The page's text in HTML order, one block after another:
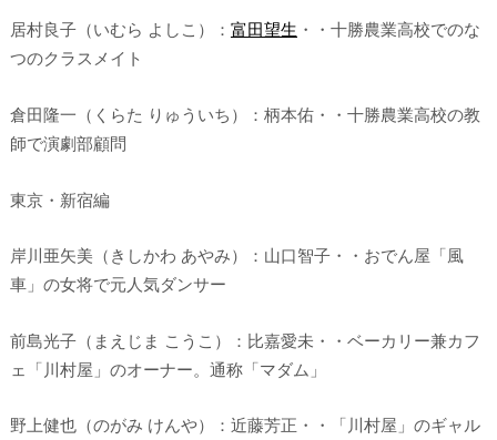
居村良子（いむら よしこ）： 富田望生 ・・十勝農業高校でのな
つのクラスメイト
倉田隆一（くらた りゅういち）：柄本佑・・十勝農業高校の教
師で演劇部顧問
東京・新宿編
岸川亜矢美（きしかわ あやみ）：山口智子・・おでん屋「風
車」の女将で元人気ダンサー
前島光子（まえじま こうこ）：比嘉愛未・・ベーカリー兼カフ
ェ「川村屋」のオーナー。通称「マダム」
野上健也（のがみ けんや）：近藤芳正・・「川村屋」のギャル